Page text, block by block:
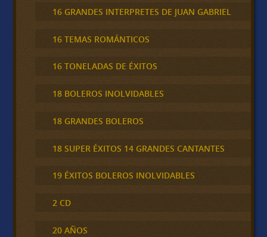
16 GRANDES INTERPRETES DE JUAN GABRIEL
16 TEMAS ROMÁNTICOS
16 TONELADAS DE ÉXITOS
18 BOLEROS INOLVIDABLES
18 GRANDES BOLEROS
18 SUPER ÉXITOS 14 GRANDES CANTANTES
19 ÉXITOS BOLEROS INOLVIDABLES
2 CD
20 AÑOS